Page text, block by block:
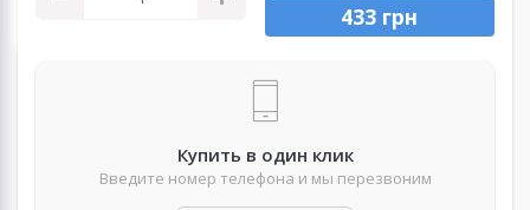
433 грн
Купить в один клик
Введите номер телефона и мы перезвоним